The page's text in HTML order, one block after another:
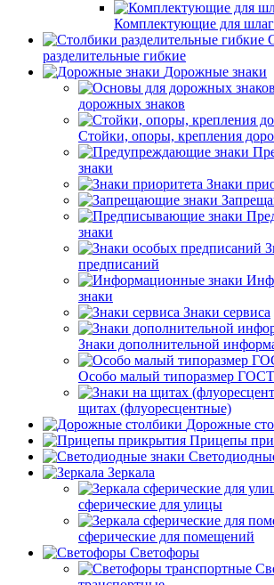
Комплектующие для
разделительные гибкие
Дорожные знаки
дорожных знаков
Стойки, опоры, крепления
знаки
Знаки
знаки
предписаний
знаки
Знаки сервиса
Знаки дополнительной
Особо малый типоразмер
щитах (флуоресцентные)
Дорожные
Прицепы
Зеркала
сферические для улицы
сферические для помещений
Светофоры